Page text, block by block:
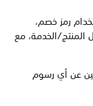
رمز خصم،
المنتج/الخدمة، مع
عن أي رسوم